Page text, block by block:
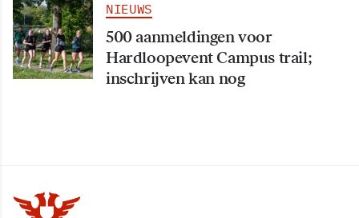
NIEUWS
500 aanmeldingen voor
Hardloopevent Campus trail;
inschrijven kan nog